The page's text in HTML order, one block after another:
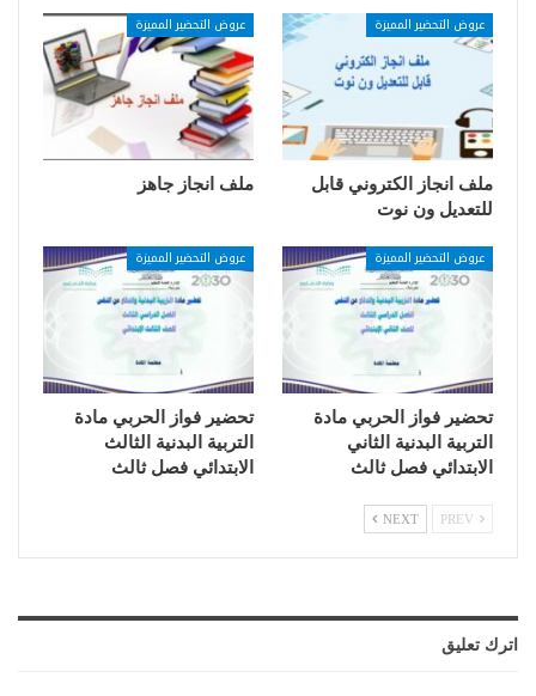
عروض التحضير المميزة
ملف انجاز الكتروني قابل
للتعديل ون نوت
عروض التحضير المميزة
ملف انجاز جاهز
عروض التحضير المميزة
تحضير فواز الحربي مادة
التربية البدنية الثاني
الابتدائي فصل ثالث
عروض التحضير المميزة
تحضير فواز الحربي مادة
التربية البدنية الثالث
الابتدائي فصل ثالث
NEXT
اترك تعليق